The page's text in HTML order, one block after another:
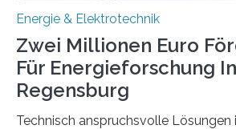
Energie & Elektrotechnik
Zwei Millionen Euro
Für Energieforschung In
Regensburg
Technisch anspruchsvolle Lösungen